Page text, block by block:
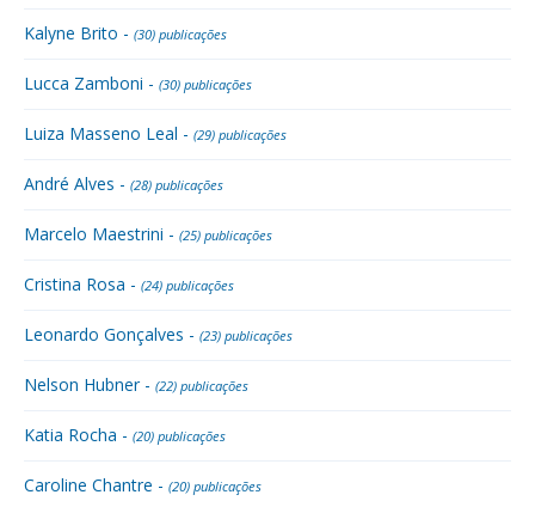
Kalyne Brito - (30) publicações
Lucca Zamboni - (30) publicações
Luiza Masseno Leal - (29) publicações
André Alves - (28) publicações
Marcelo Maestrini - (25) publicações
Cristina Rosa - (24) publicações
Leonardo Gonçalves - (23) publicações
Nelson Hubner - (22) publicações
Katia Rocha - (20) publicações
Caroline Chantre - (20) publicações